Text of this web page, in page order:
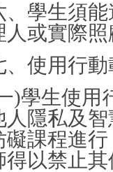
、學生須
人或實際
、使用行
)學生使用
人隱私及
礙課程進
得以禁止